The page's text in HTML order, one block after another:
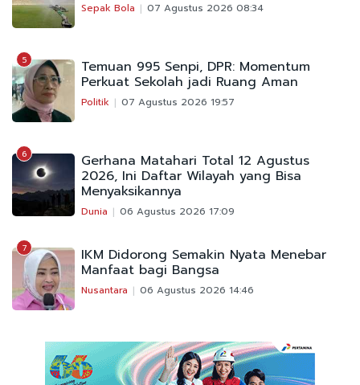
Sepak Bola 07 Agustus 2026 08:34
5 Temuan 995 Senpi, DPR: Momentum
Perkuat Sekolah jadi Ruang Aman
Politik 07 Agustus 2026 19:57
6 Gerhana Matahari Total 12 Agustus
2026, Ini Daftar Wilayah yang Bisa
Menyaksikannya
Dunia 06 Agustus 2026 17:09
7 IKM Didorong Semakin Nyata Menebar
Manfaat bagi Bangsa
Nusantara 06 Agustus 2026 14:46